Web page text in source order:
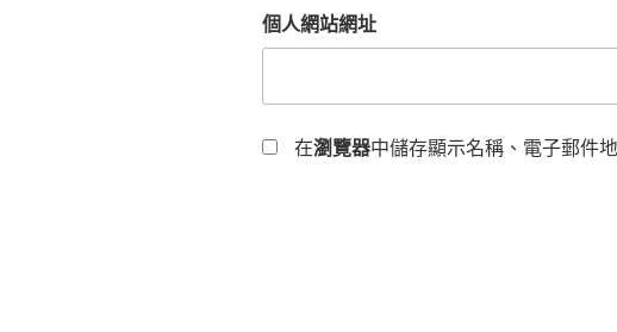
個人網站網址
在瀏覽器中儲存顯示名稱、電子郵件